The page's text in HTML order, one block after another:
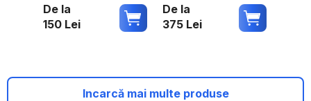
De la
150 Lei
De la
375 Lei
Incarcă mai multe produse